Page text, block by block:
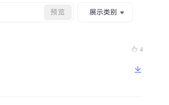
预览 展示类别
4